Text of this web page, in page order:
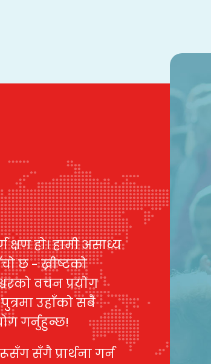
क्षण हो। हामी असाध्य
छ - ख्रीष्टको
वचन प्रयोग
उहाँको सबै
गर्नुहुन्छ!
सँगै प्रार्थना गर्न